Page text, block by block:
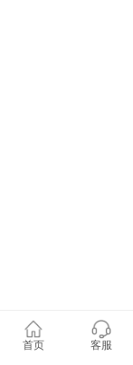
首页 客服